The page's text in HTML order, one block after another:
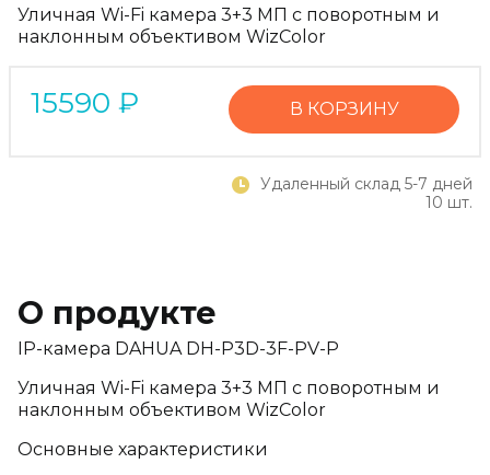
Уличная Wi-Fi камера 3+3 МП с поворотным и
наклонным объективом WizColor
15590 ₽ В КОРЗИНУ
Удаленный склад 5-7 дней
10 шт.
О продукте
IP-камера DAHUA DH-P3D-3F-PV-P
Уличная Wi-Fi камера 3+3 МП с поворотным и
наклонным объективом WizColor
Основные характеристики